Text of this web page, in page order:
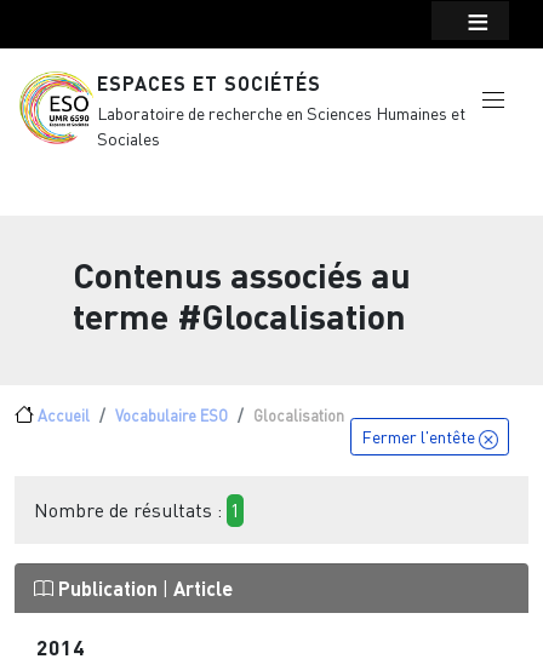
ESPACES ET SOCIÉTÉS
Laboratoire de recherche en Sciences Humaines et
Sociales
Contenus associés au
terme #Glocalisation
Fil d'Ariane
Accueil Vocabulaire ESO Glocalisation
Fermer l'entête
Nombre de résultats : 1
Publication Article
2014